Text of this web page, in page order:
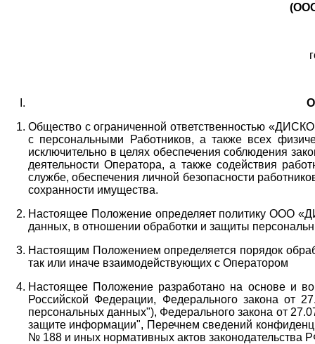
Общество с ограниченной ответственностью
с персональными Работников, а также всех
исключительно в целях обеспечения соблюдения
деятельности Оператора,а также содействия
службе, обеспечения личной безопасности
сохранности имущества.
Настоящее Положение определяет политику ООО
данных, в отношении обработки и защиты
Настоящим Положением определяется порядок
так или иначе взаимодействующих с Оператором
Настоящее Положение разработано на основе и во
Российской Федерации, Федерального закона
персональных данных"), Федерального закона от
защите информации", Перечнем сведений
№ 188 и иных нормативных актов законодательства